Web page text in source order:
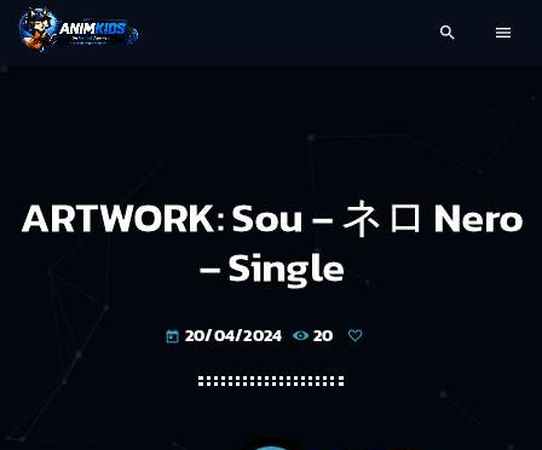
search menu
ARTWORK: Sou – ネロ Nero
– Single
today 20/04/2024 20